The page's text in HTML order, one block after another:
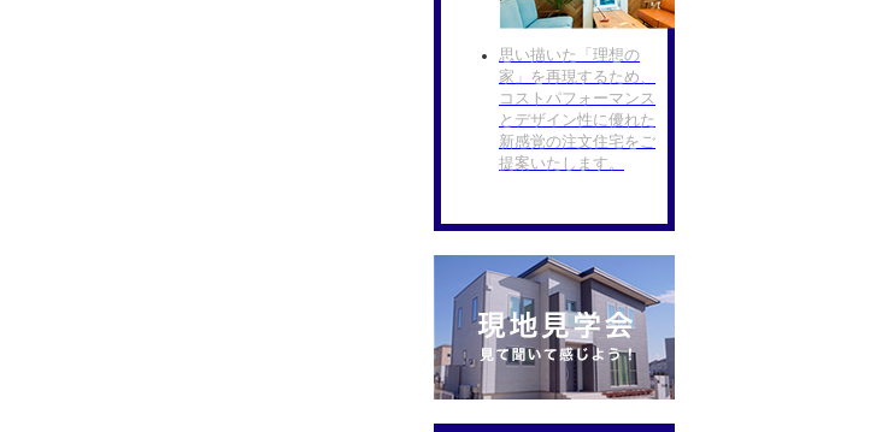
思い描いた「理想の
家」を再現するため、
コストパフォーマンス
とデザイン性に優れた
新感覚の注文住宅をご
提案いたします。